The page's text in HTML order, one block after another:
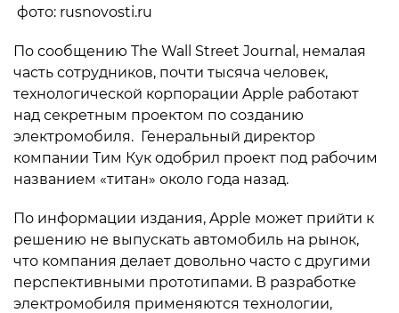
фото: rusnovosti.ru
По сообщению The Wall Street Journal, немалая
часть сотрудников, почти тысяча человек,
технологической корпорации Apple работают
над секретным проектом по созданию
электромобиля. Генеральный директор
компании Тим Кук одобрил проект под рабочим
названием «титан» около года назад.
По информации издания, Apple может прийти к
решению не выпускать автомобиль на рынок,
что компания делает довольно часто с другими
перспективными прототипами. В разработке
электромобиля применяются технологии,